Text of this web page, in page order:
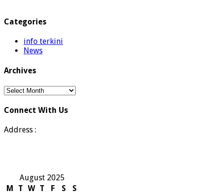
Categories
info terkini
News
Archives
Archives
Connect With Us
Address :
August 2025
M
T W T F S
S